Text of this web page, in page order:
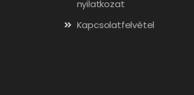
nyilatkozat
Kapcsolatfelvétel